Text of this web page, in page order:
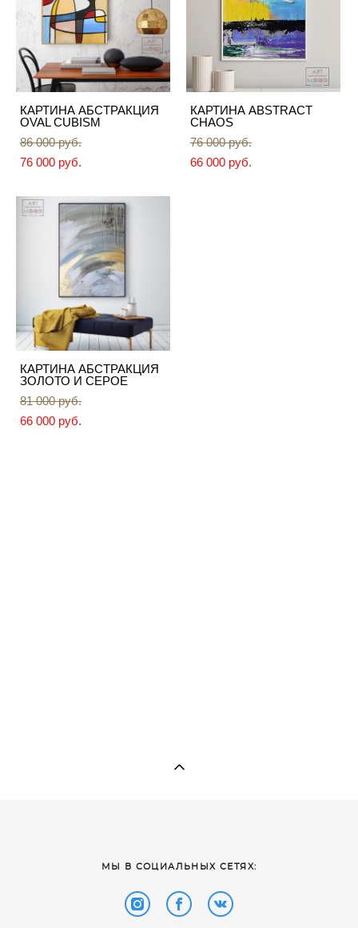
КАРТИНА АБСТРАКЦИЯ
OVAL CUBISM
86 000 pуб.
76 000 pуб.
КАРТИНА ABSTRACT
CHAOS
76 000 pуб.
66 000 pуб.
КАРТИНА АБСТРАКЦИЯ
ЗОЛОТО И СЕРОЕ
81 000 pуб.
66 000 pуб.
​МЫ В СОЦИАЛЬНЫХ СЕТЯХ: